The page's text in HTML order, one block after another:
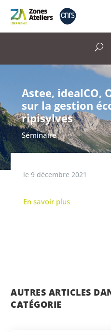
Astee, idealCO,
sur la gestion
ripisylves
Séminaire
le 9 décembre 2021
En savoir plus
AUTRES ARTICLES
CATÉGORIE